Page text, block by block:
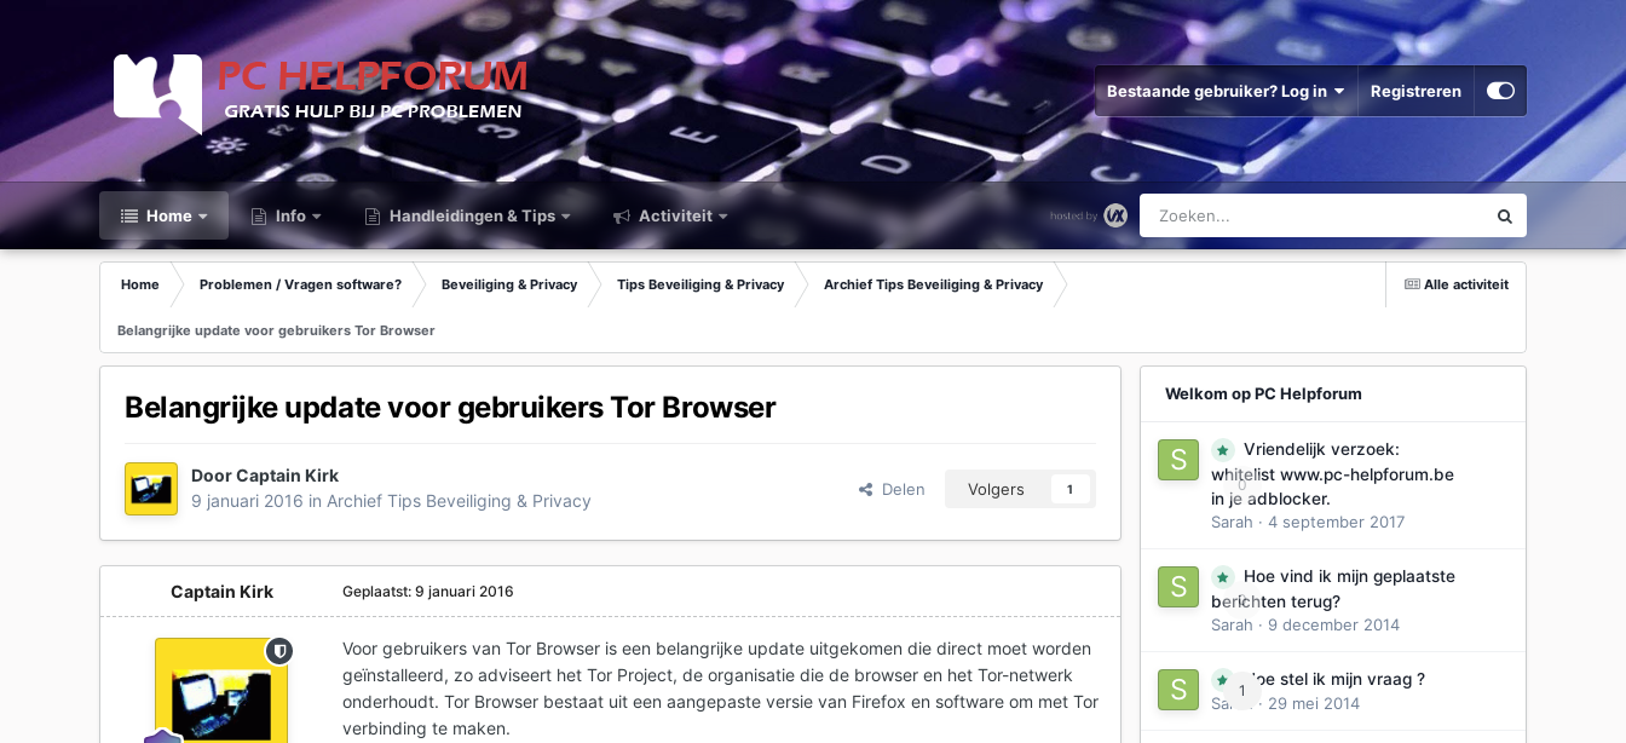
Bestaande gebruiker? Log in Registreren
Home Info Handleidingen & Tips Activiteit
Alle activiteit
Home Problemen / Vragen software? Beveiliging & Privacy Tips Beveiliging & Privacy Archief Tips Beveiliging & Privacy
Belangrijke update voor gebruikers Tor Browser
Belangrijke update voor gebruikers Tor Browser
DoorCaptain Kirk
9 januari 2016 in Archief Tips Beveiliging & Privacy
Delen Volgers 1
Captain Kirk Geplaatst:9 januari 2016
Voor gebruikers van Tor Browser is een belangrijke update uitgekomen die direct moet worden
geïnstalleerd, zo adviseert het Tor Project, de organisatie die de browser en het Tor-netwerk
onderhoudt. Tor Browser bestaat uit een aangepaste versie van Firefox en software om met Tor
verbinding te maken.
Welkom op PC Helpforum
0
Vriendelijk verzoek:
whitelist www.pc-helpforum.be
in je adblocker.
Sarah · 4 september 2017
0
Hoe vind ik mijn geplaatste
berichten terug?
Sarah · 9 december 2014
1
Hoe stel ik mijn vraag ?
Sarah
· 29 mei 2014